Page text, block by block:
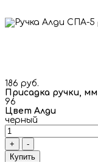
186 руб.
Присадка ручки, мм
96
Цвет Алди
черный
+
-
Купить